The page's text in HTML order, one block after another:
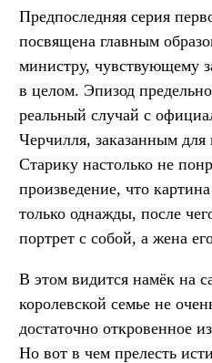
Предпоследняя серия
посвящена главным
министру, чувствующему
в целом. Эпизод
реальный случай с
Черчилля, заказанным для
Старику настолько не
произведение, что
только однажды, после
портрет с собой, а жена
В этом видится намёк на
королевской семье не
достаточно откровенное
Но вот в чем прелесть